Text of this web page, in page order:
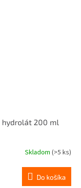
hydrolát 200 ml
Skladom (>5 ks)
Do košíka